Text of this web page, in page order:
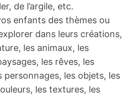
de l’argile, etc.
enfants des thèmes ou
dans leurs créations,
les animaux, les
les rêves, les
personnages, les objets, les
les textures, les